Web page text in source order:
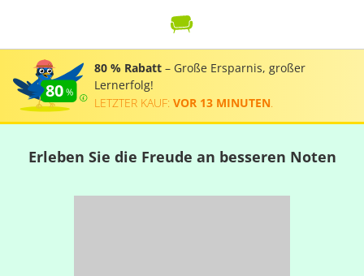
80
80 % Rabatt – Große Ersparnis, großer
Lernerfolg!
LETZTER KAUF: VOR 13 MINUTEN
Erleben Sie die Freude an besseren Noten